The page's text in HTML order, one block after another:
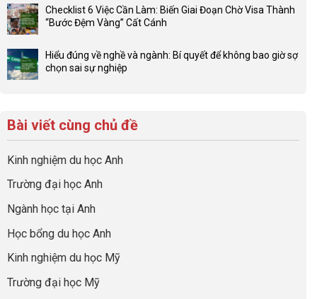
sức
mạnh
network
gia
đình
sự
nghiệp
Đầu
tư
sớm:
Chiến
hiệu
quả
của
cha
thông
bình
luận
Đừng
để
hồ
sơ
du
học
“Dày
hoạt
động
nhưng
thiếu
năng
lực”
Checklist 6 Việc Cần Làm: Biến Giai Đoạn Chờ Visa Thành
“Bước Đệm Vàng” Cất Cánh
bình
luận
Việc
Biến
Đoạn
Visa
“Bước
Vàng”
Cất
Cánh
Hiểu đúng về nghề và ngành: Bí quyết để không bao giờ sợ
chọn sai sự nghiệp
luận
ở
Hiểu
đúng
nghề
và
ngành:
quyết
không
giờ
Bài viết cùng chủ đề
Kinh nghiệm du học Anh
Trường đại học Anh
Ngành học tại Anh
Học bổng du học Anh
Kinh nghiệm du học Mỹ
Trường đại học Mỹ